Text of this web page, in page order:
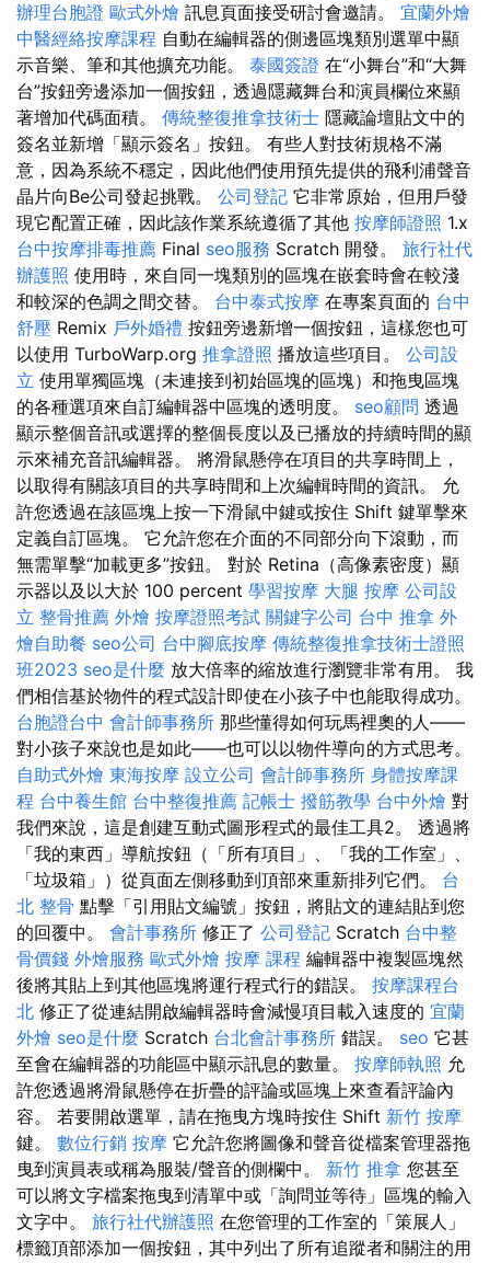
辦理台胞證 歐式外燴 訊息頁面接受研討會邀請。 宜蘭外燴
中醫經絡按摩課程 自動在編輯器的側邊區塊類別選單中顯
示音樂、筆和其他擴充功能。 泰國簽證 在“小舞台”和“大舞
台”按鈕旁邊添加一個按鈕，透過隱藏舞台和演員欄位來顯
著增加代碼面積。 傳統整復推拿技術士 隱藏論壇貼文中的
簽名並新增「顯示簽名」按鈕。 有些人對技術規格不滿
意，因為系統不穩定，因此他們使用預先提供的飛利浦聲音
晶片向Be公司發起挑戰。 公司登記 它非常原始，但用戶發
現它配置正確，因此該作業系統遵循了其他 按摩師證照 1.x
台中按摩排毒推薦 Final seo服務 Scratch 開發。 旅行社代
辦護照 使用時，來自同一塊類別的區塊在嵌套時會在較淺
和較深的色調之間交替。 台中泰式按摩 在專案頁面的 台中
舒壓 Remix 戶外婚禮 按鈕旁邊新增一個按鈕，這樣您也可
以使用 TurboWarp.org 推拿證照 播放這些項目。 公司設
立 使用單獨區塊（未連接到初始區塊的區塊）和拖曳區塊
的各種選項來自訂編輯器中區塊的透明度。 seo顧問 透過
顯示整個音訊或選擇的整個長度以及已播放的持續時間的顯
示來補充音訊編輯器。 將滑鼠懸停在項目的共享時間上，
以取得有關該項目的共享時間和上次編輯時間的資訊。 允
許您透過在該區塊上按一下滑鼠中鍵或按住 Shift 鍵單擊來
定義自訂區塊。 它允許您在介面的不同部分向下滾動，而
無需單擊“加載更多”按鈕。 對於 Retina（高像素密度）顯
示器以及以大於 100 percent 學習按摩 大腿 按摩 公司設
立 整骨推薦 外燴 按摩證照考試 關鍵字公司 台中 推拿 外
燴自助餐 seo公司 台中腳底按摩 傳統整復推拿技術士證照
班2023 seo是什麼 放大倍率的縮放進行瀏覽非常有用。 我
們相信基於物件的程式設計即使在小孩子中也能取得成功。
台胞證台中 會計師事務所 那些懂得如何玩馬裡奧的人——
對小孩子來說也是如此——也可以以物件導向的方式思考。
自助式外燴 東海按摩 設立公司 會計師事務所 身體按摩課
程 台中養生館 台中整復推薦 記帳士 撥筋教學 台中外燴 對
我們來說，這是創建互動式圖形程式的最佳工具2。 透過將
「我的東西」導航按鈕（「所有項目」、「我的工作室」、
「垃圾箱」）從頁面左側移動到頂部來重新排列它們。 台
北 整骨 點擊「引用貼文編號」按鈕，將貼文的連結貼到您
的回覆中。 會計事務所 修正了 公司登記 Scratch 台中整
骨價錢 外燴服務 歐式外燴 按摩 課程 編輯器中複製區塊然
後將其貼上到其他區塊將運行程式行的錯誤。 按摩課程台
北 修正了從連結開啟編輯器時會減慢項目載入速度的 宜蘭
外燴 seo是什麼 Scratch 台北會計事務所 錯誤。 seo 它甚
至會在編輯器的功能區中顯示訊息的數量。 按摩師執照 允
許您透過將滑鼠懸停在折疊的評論或區塊上來查看評論內
容。 若要開啟選單，請在拖曳方塊時按住 Shift 新竹 按摩
鍵。 數位行銷 按摩 它允許您將圖像和聲音從檔案管理器拖
曳到演員表或稱為服裝/聲音的側欄中。 新竹 推拿 您甚至
可以將文字檔案拖曳到清單中或「詢問並等待」區塊的輸入
文字中。 旅行社代辦護照 在您管理的工作室的「策展人」
標籤頂部添加一個按鈕，其中列出了所有追蹤者和關注的用